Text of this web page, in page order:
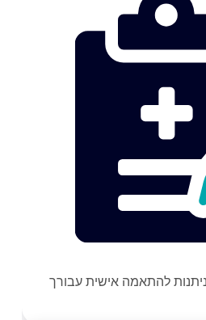
להתאמה אישית עבורך